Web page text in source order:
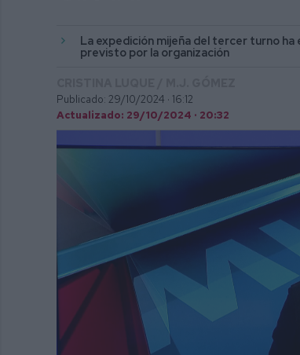
La expedición mijeña del tercer turno
previsto por la organización
Publicado: 29/10/2024 · 16:12
Actualizado: 29/10/2024 · 20:32